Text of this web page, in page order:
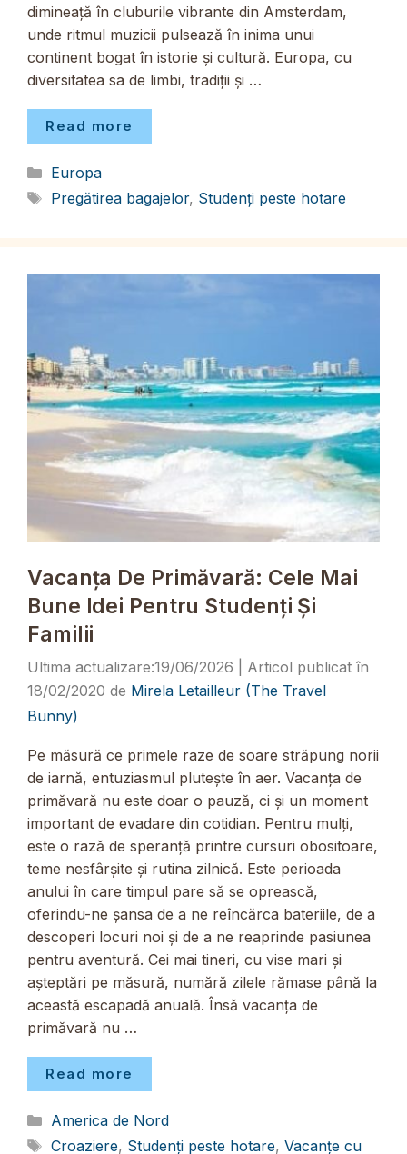
dimineață în cluburile vibrante din Amsterdam,
unde ritmul muzicii pulsează în inima unui
continent bogat în istorie și cultură. Europa, cu
diversitatea sa de limbi, tradiții și …
Read more
Categorii
Europa
Etichete
Pregătirea bagajelor, Studenți peste hotare
Vacanța De Primăvară: Cele Mai
Bune Idei Pentru Studenți Și
Familii
19/06/2026
18/02/2020 de Mirela Letailleur (The Travel
Bunny)
Pe măsură ce primele raze de soare străpung norii
de iarnă, entuziasmul plutește în aer. Vacanța de
primăvară nu este doar o pauză, ci și un moment
important de evadare din cotidian. Pentru mulți,
este o rază de speranță printre cursuri obositoare,
teme nesfârșite și rutina zilnică. Este perioada
anului în care timpul pare să se oprească,
oferindu-ne șansa de a ne reîncărca bateriile, de a
descoperi locuri noi și de a ne reaprinde pasiunea
pentru aventură. Cei mai tineri, cu vise mari și
așteptări pe măsură, numără zilele rămase până la
această escapadă anuală. Însă vacanța de
primăvară nu …
Read more
Categorii
America de Nord
Etichete
Croaziere, Studenți peste hotare, Vacanțe cu